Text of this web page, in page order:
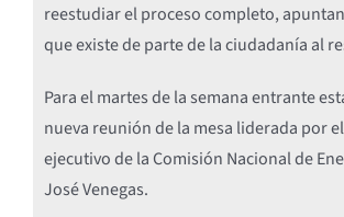
reestudiar el proceso completo,
que existe de parte de la ciudadanía al
Para el martes de la semana entrante
nueva reunión de la mesa liderada por
ejecutivo de la Comisión Nacional de
José Venegas.